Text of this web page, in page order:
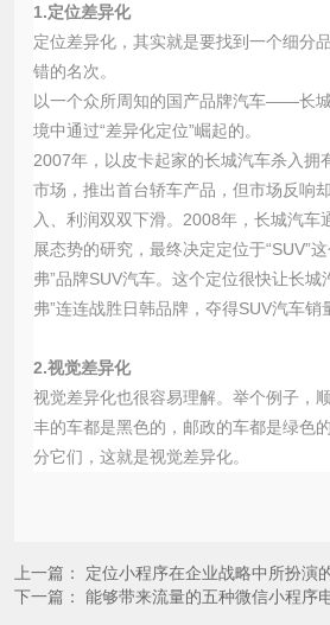
1.定位差异化
定位差异化，其实就是要找到一个细分
错的名次。
以一个众所周知的国产品牌汽车——长
境中通过“差异化定位”崛起的。
2007年，以皮卡起家的长城汽车杀入拥
市场，推出首台轿车产品，但市场反响
入、利润双双下滑。2008年，长城汽车
展态势的研究，最终决定定位于“SUV”
弗”品牌SUV汽车。这个定位很快让长城
弗”连连战胜日韩品牌，夺得SUV汽车销
2.视觉差异化
视觉差异化也很容易理解。举个例子，
丰的车都是黑色的，邮政的车都是绿色
分它们，这就是视觉差异化。
上一篇： 定位小程序在企业战略中所扮演
下一篇： 能够带来流量的五种微信小程序